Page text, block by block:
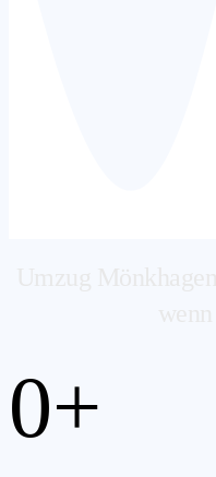
0+